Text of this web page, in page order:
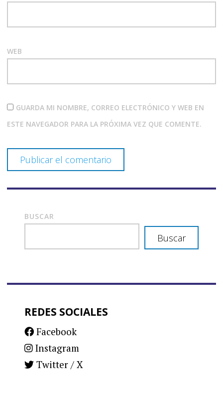
WEB
GUARDA MI NOMBRE, CORREO ELECTRÓNICO Y WEB EN
ESTE NAVEGADOR PARA LA PRÓXIMA VEZ QUE COMENTE.
BUSCAR
Buscar
REDES SOCIALES
Facebook
Instagram
Twitter / X